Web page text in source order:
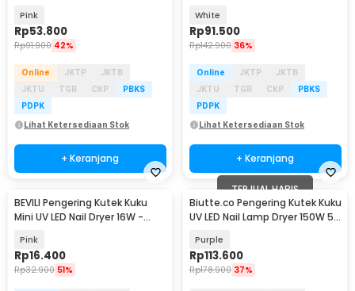
Pink
Rp53.800
Rp91.900 42%
Online JKTP
JKTB
JKTU
TGR CKP
PBKS
PDPK
Lihat Ketersediaan Stok
+ Keranjang
White
Rp91.500
Rp142.900 36%
Online JKTP
JKTB
JKTU
TGR CKP
PBKS
PDPK
Lihat Ketersediaan Stok
+ Keranjang
BEVILI Pengering Kutek Kuku
Mini UV LED Nail Dryer 16W -
Pink
Rp16.400
Rp32.900 51%
TERJUAL HABIS
Biutte.co Pengering Kutek Kuku
UV LED Nail Lamp Dryer 150W 57
Purple
Rp113.600
Rp178.900 37%